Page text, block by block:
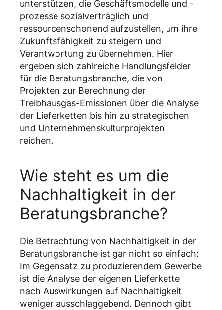
unterstützen, die Geschäftsmodelle und -
prozesse sozialverträglich und
ressourcenschonend aufzustellen, um ihre
Zukunftsfähigkeit zu steigern und
Verantwortung zu übernehmen. Hier
ergeben sich zahlreiche Handlungsfelder
für die Beratungsbranche, die von
Projekten zur Berechnung der
Treibhausgas-Emissionen über die Analyse
der Lieferketten bis hin zu strategischen
und Unternehmenskulturprojekten
reichen.
Wie steht es um die
Nachhaltigkeit in der
Beratungsbranche?
Die Betrachtung von Nachhaltigkeit in der
Beratungsbranche ist gar nicht so einfach:
Im Gegensatz zu produzierendem Gewerbe
ist die Analyse der eigenen Lieferkette
nach Auswirkungen auf Nachhaltigkeit
weniger ausschlaggebend. Dennoch gibt